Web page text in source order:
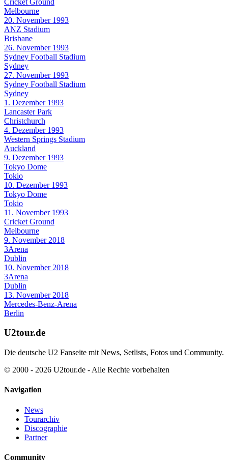
Melbourne
20. November 1993
ANZ Stadium
Brisbane
26. November 1993
Sydney Football Stadium
Sydney
27. November 1993
Sydney Football Stadium
Sydney
1. Dezember 1993
Lancaster Park
Christchurch
4. Dezember 1993
Western Springs Stadium
Auckland
9. Dezember 1993
Tokyo Dome
Tokio
10. Dezember 1993
Tokyo Dome
Tokio
11. November 1993
Cricket Ground
Melbourne
9. November 2018
3Arena
Dublin
10. November 2018
3Arena
Dublin
13. November 2018
Mercedes-Benz-Arena
Berlin
U2tour.de
Die deutsche U2 Fanseite mit News, Setlists, Fotos und Community.
© 2000 - 2026 U2tour.de - Alle Rechte vorbehalten
Navigation
News
Tourarchiv
Discographie
Partner
Community